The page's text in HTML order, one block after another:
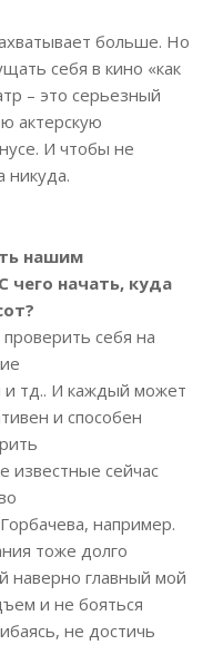
больше. Но
себя в кино «как
– это серьезный
актерскую
И чтобы не
никуда.
нашим
чего начать, куда
проверить себя на
и тд.. И каждый может
и способен
известные сейчас
например.
тоже долго
наверно главный мой
и не бояться
не достичь